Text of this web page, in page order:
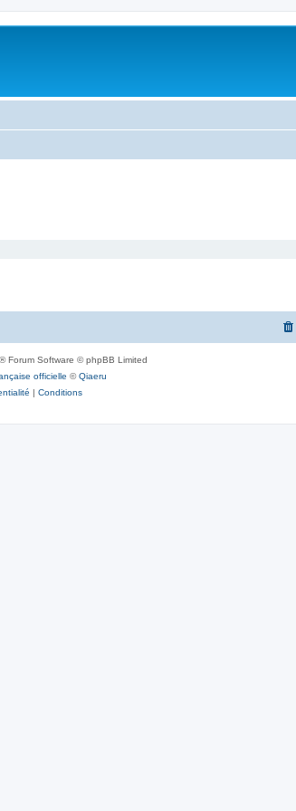
® Forum Software © phpBB Limited
officielle ©Qiaeru
| Conditions